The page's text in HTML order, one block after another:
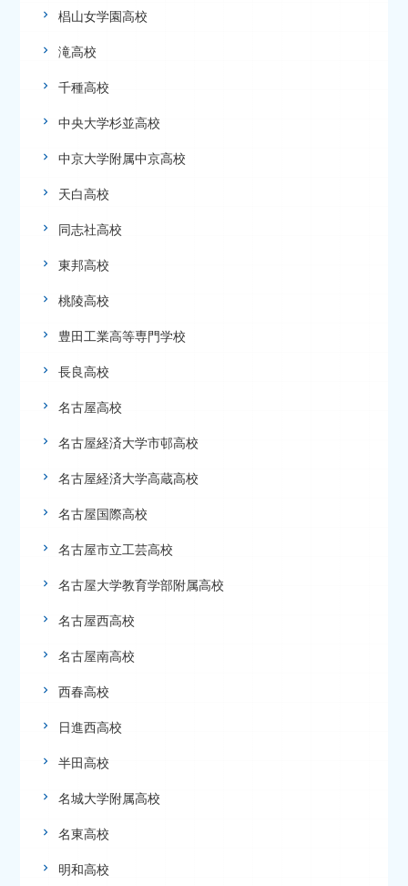
椙山女学園高校
滝高校
千種高校
中央大学杉並高校
中京大学附属中京高校
天白高校
同志社高校
東邦高校
桃陵高校
豊田工業高等専門学校
長良高校
名古屋高校
名古屋経済大学市邨高校
名古屋経済大学高蔵高校
名古屋国際高校
名古屋市立工芸高校
名古屋大学教育学部附属高校
名古屋西高校
名古屋南高校
西春高校
日進西高校
半田高校
名城大学附属高校
名東高校
明和高校